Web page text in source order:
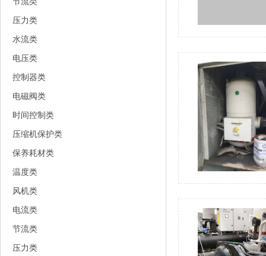
压力类
水流类
电压类
控制器类
电磁阀类
时间控制类
压缩机保护类
保养耗材类
温度类
风机类
电流类
节流类
压力类